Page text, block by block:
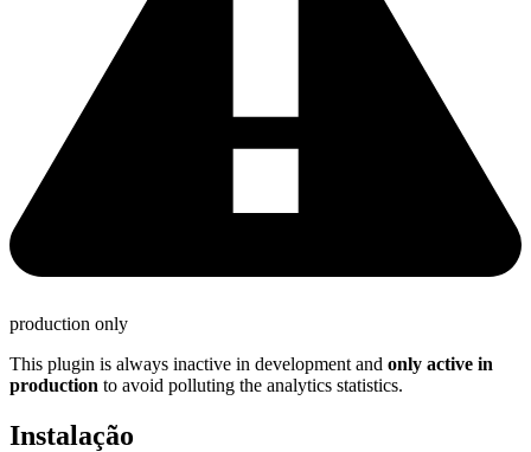
production only
This plugin is always inactive in development and only active in
production to avoid polluting the analytics statistics.
Instalação